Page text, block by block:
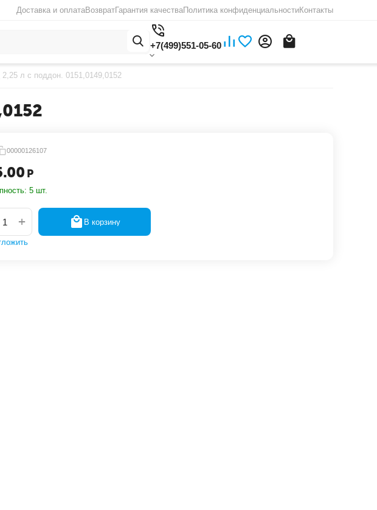
Доставка и оплатаВозвратГарантия качестваПолитика конфиденциальностиКонтакты
+7(499)551-05-60
л с поддон. 0151,0149,0152
00000126107
Р
5 шт.
+ В корзину